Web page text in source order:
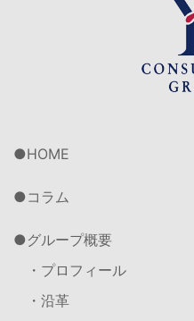
HOME
コラム
グループ概要
・プロフィール
・沿革